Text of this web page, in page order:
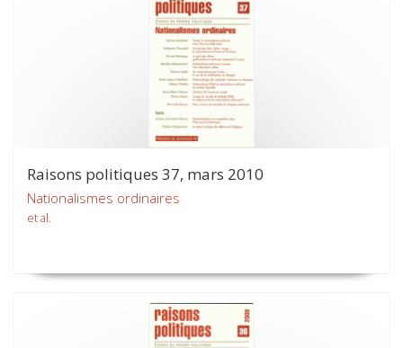
Raisons politiques 37, mars 2010
Nationalismes ordinaires
et al.